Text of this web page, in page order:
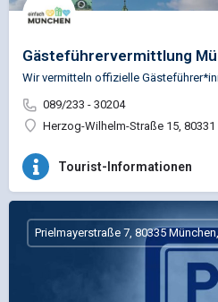
Gästeführervermittlung
089/233 - 30204
Herzog-Wilhelm-Straße 15,
Tourist-Informationen
Prielmayerstraße 7, 80335